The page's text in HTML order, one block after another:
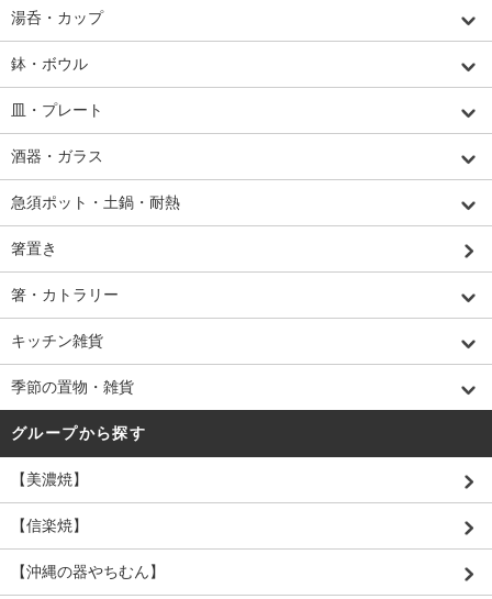
湯呑・カップ
鉢・ボウル
皿・プレート
酒器・ガラス
急須ポット・土鍋・耐熱
箸置き
箸・カトラリー
キッチン雑貨
季節の置物・雑貨
グループから探す
【美濃焼】
【信楽焼】
【沖縄の器やちむん】